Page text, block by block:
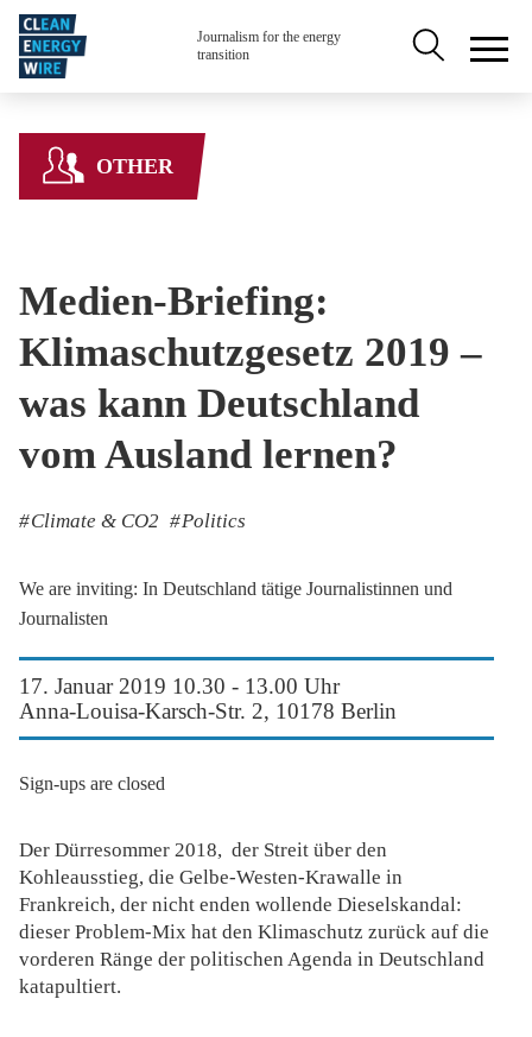
Skip to main content
Journalism for the energy
transition
Secondary
OTHER
Medien-Briefing:
Klimaschutzgesetz 2019 –
was kann Deutschland
vom Ausland lernen?
Climate & CO2 Politics
We are inviting: In Deutschland tätige Journalistinnen und
Journalisten
17. Januar 2019 10.30 - 13.00 Uhr
Anna-Louisa-Karsch-Str. 2, 10178 Berlin
Sign-ups are closed
Der Dürresommer 2018, der Streit über den
Kohleausstieg, die Gelbe-Westen-Krawalle in
Frankreich, der nicht enden wollende Dieselskandal:
dieser Problem-Mix hat den Klimaschutz zurück auf die
vorderen Ränge der politischen Agenda in Deutschland
katapultiert.